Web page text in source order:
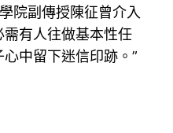
院副傳授陳征曾介入
需有人往做基本性任
中留下迷信印跡。”